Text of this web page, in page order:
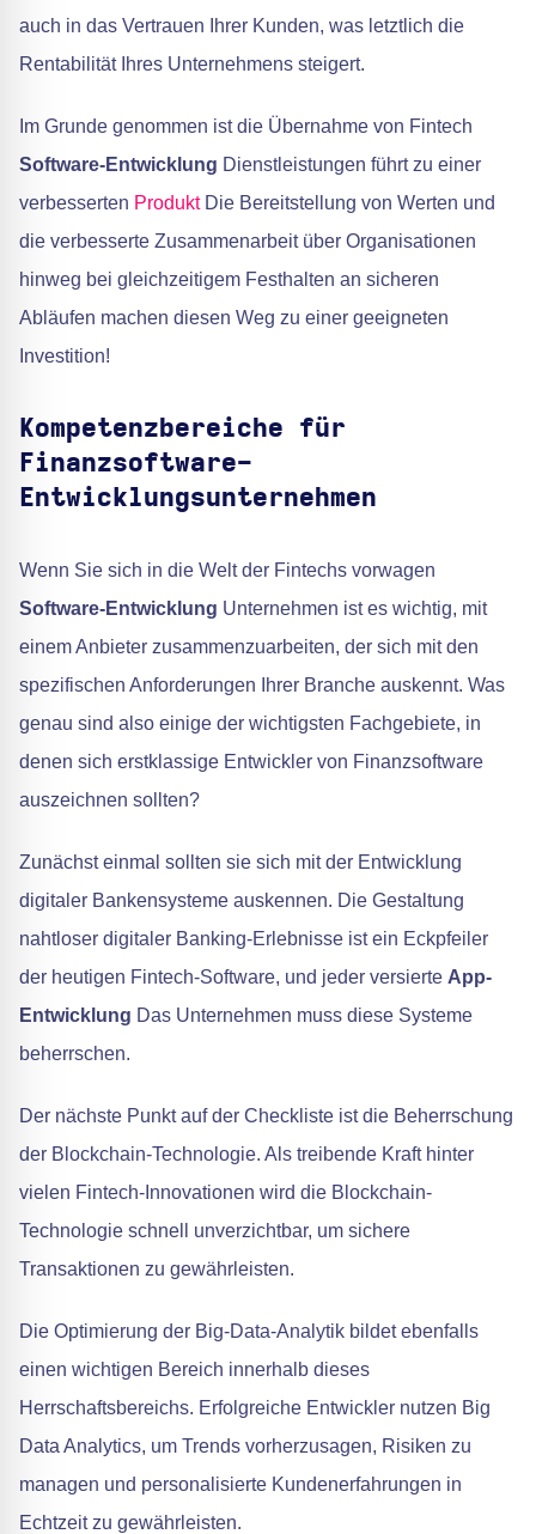
auch in das Vertrauen Ihrer Kunden, was letztlich die
Rentabilität Ihres Unternehmens steigert.
Im Grunde genommen ist die Übernahme von Fintech
Software-Entwicklung Dienstleistungen führt zu einer
verbesserten ProduktDie Bereitstellung von Werten und
die verbesserte Zusammenarbeit über Organisationen
hinweg bei gleichzeitigem Festhalten an sicheren
Abläufen machen diesen Weg zu einer geeigneten
Investition!
Kompetenzbereiche für
Finanzsoftware-
Entwicklungsunternehmen
Wenn Sie sich in die Welt der Fintechs vorwagen
Software-Entwicklung Unternehmen ist es wichtig, mit
einem Anbieter zusammenzuarbeiten, der sich mit den
spezifischen Anforderungen Ihrer Branche auskennt. Was
genau sind also einige der wichtigsten Fachgebiete, in
denen sich erstklassige Entwickler von Finanzsoftware
auszeichnen sollten?
Zunächst einmal sollten sie sich mit der Entwicklung
digitaler Bankensysteme auskennen. Die Gestaltung
nahtloser digitaler Banking-Erlebnisse ist ein Eckpfeiler
der heutigen Fintech-Software, und jeder versierte App-
Entwicklung Das Unternehmen muss diese Systeme
beherrschen.
Der nächste Punkt auf der Checkliste ist die Beherrschung
der Blockchain-Technologie. Als treibende Kraft hinter
vielen Fintech-Innovationen wird die Blockchain-
Technologie schnell unverzichtbar, um sichere
Transaktionen zu gewährleisten.
Die Optimierung der Big-Data-Analytik bildet ebenfalls
einen wichtigen Bereich innerhalb dieses
Herrschaftsbereichs. Erfolgreiche Entwickler nutzen Big
Data Analytics, um Trends vorherzusagen, Risiken zu
managen und personalisierte Kundenerfahrungen in
Echtzeit zu gewährleisten.